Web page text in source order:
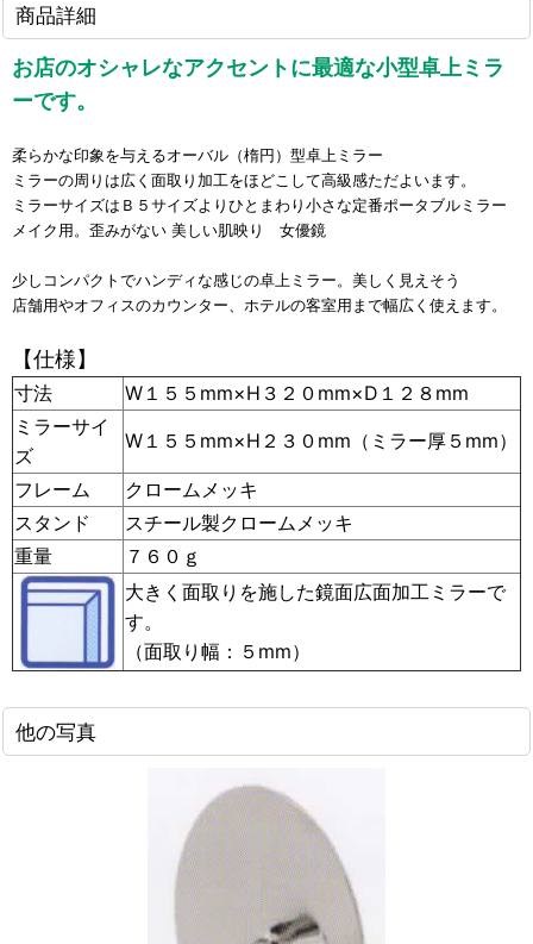
商品詳細
お店のオシャレなアクセントに最適な小型卓上ミラ
ーです。
柔らかな印象を与えるオーバル（楕円）型卓上ミラー
ミラーの周りは広く面取り加工をほどこして高級感ただよいます。
ミラーサイズはＢ５サイズよりひとまわり小さな定番ポータブルミラー
メイク用。歪みがない 美しい肌映り 女優鏡
少しコンパクトでハンディな感じの卓上ミラー。美しく見えそう
店舗用やオフィスのカウンター、ホテルの客室用まで幅広く使えます。
【仕様】
寸法
W１５５mm×H３２０mm×D１２８mm
ミラーサイ
ズ
W１５５mm×H２３０mm（ミラー厚５mm）
フレーム
クロームメッキ
スタンド
スチール製クロームメッキ
重量
７６０ｇ
大きく面取りを施した鏡面広面加工ミラーで
す。
（面取り幅：５mm）
他の写真